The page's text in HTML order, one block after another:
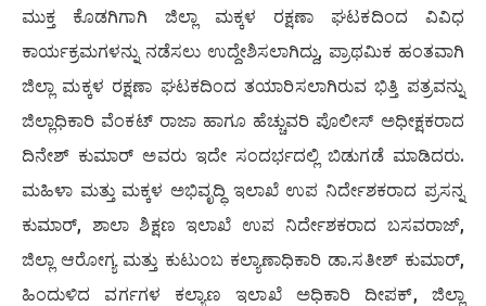
ಮುಕ್ತ ಕೊಡಗಿಗಾಗಿ ಜಿಲ್ಲಾ ಮಕ್ಕಳ ರಕ್ಷಣಾ ಘಟಕದಿಂದ ವಿವಿಧ
ಕಾರ್ಯಕ್ರಮಗಳನ್ನು ನಡೆಸಲು ಉದ್ದೇಶಿಸಲಾಗಿದ್ದು, ಪ್ರಾಥಮಿಕ ಹಂತವಾಗಿ
ಜಿಲ್ಲಾ ಮಕ್ಕಳ ರಕ್ಷಣಾ ಘಟಕದಿಂದ ತಯಾರಿಸಲಾಗಿರುವ ಭಿತ್ತಿ ಪತ್ರವನ್ನು
ಜಿಲ್ಲಾಧಿಕಾರಿ ವೆಂಕಟ್ ರಾಜಾ ಹಾಗೂ ಹೆಚ್ಚುವರಿ ಪೊಲೀಸ್ ಅಧೀಕ್ಷಕರಾದ
ದಿನೇಶ್ ಕುಮಾರ್ ಅವರು ಇದೇ ಸಂದರ್ಭದಲ್ಲಿ ಬಿಡುಗಡೆ ಮಾಡಿದರು.
ಮಹಿಳಾ ಮತ್ತು ಮಕ್ಕಳ ಅಭಿವೃದ್ಧಿ ಇಲಾಖೆ ಉಪ ನಿರ್ದೇಶಕರಾದ ಪ್ರಸನ್ನ
ಕುಮಾರ್, ಶಾಲಾ ಶಿಕ್ಷಣ ಇಲಾಖೆ ಉಪ ನಿರ್ದೇಶಕರಾದ ಬಸವರಾಜ್,
ಜಿಲ್ಲಾ ಆರೋಗ್ಯ ಮತ್ತು ಕುಟುಂಬ ಕಲ್ಯಾಣಾಧಿಕಾರಿ ಡಾ.ಸತೀಶ್ ಕುಮಾರ್,
ಹಿಂದುಳಿದ ವರ್ಗಗಳ ಕಲ್ಯಾಣ ಇಲಾಖೆ ಅಧಿಕಾರಿ ದೀಪಕ್, ಜಿಲ್ಲಾ